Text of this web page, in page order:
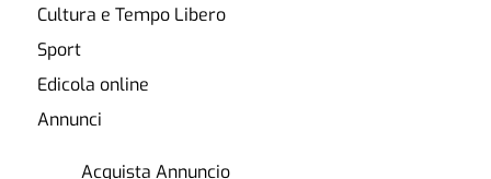
Cultura e Tempo Libero
Sport
Edicola online
Annunci
Acquista Annuncio